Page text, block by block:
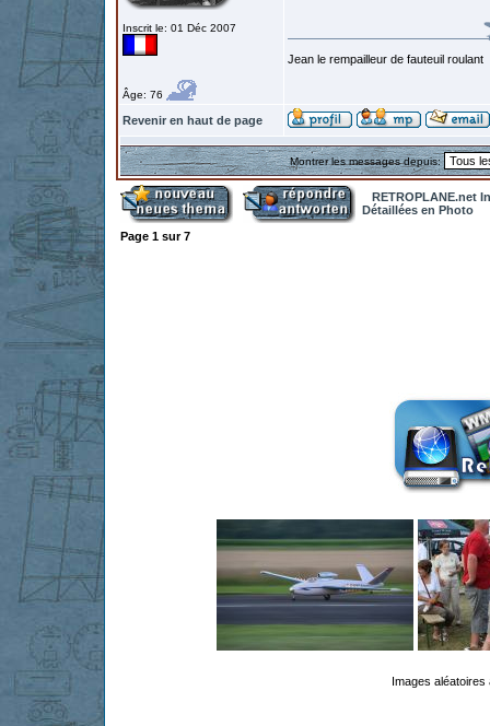
Inscrit le: 01 Déc 2007
Âge: 76
Jean le rempailleur de fauteuil roulant
Revenir en haut de page
Montrer les messages depuis:
RETROPLANE.net
Détaillées en Photo
Page 1 sur7
Images aléatoires